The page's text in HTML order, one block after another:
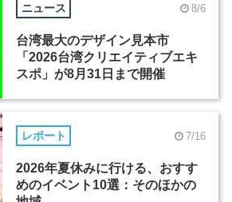
ニュース 8/6
台湾最大のデザイン見本市
「2026台湾クリエイティブエキ
スポ」が8月31日まで開催
レポート 7/16
2026年夏休みに行ける、おすす
めのイベント10選：そのほかの